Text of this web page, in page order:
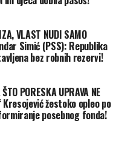
prvo u brdsko
pljuskove sa
biti jači. Padavine će
će ostati suvo.
od 33 na zapadu do
od 27 stepeni”,
VLAST NUDI SAMO
Simić (PSS): Republika
bez robnih rezervi!
PORESKA UPRAVA NE
Kresojević žestoko opleo po
posebnog fonda!